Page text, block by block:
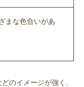
まな色合いがあ
のイメージが強く、